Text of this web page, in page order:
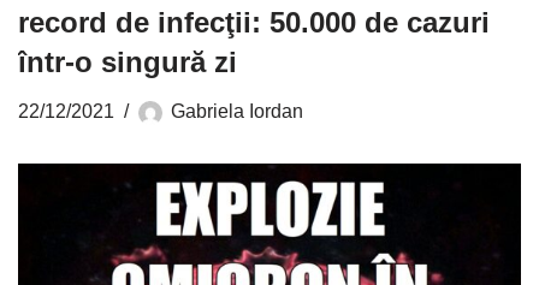
record de infecţii: 50.000 de cazuri
într-o singură zi
22/12/2021 Gabriela Iordan